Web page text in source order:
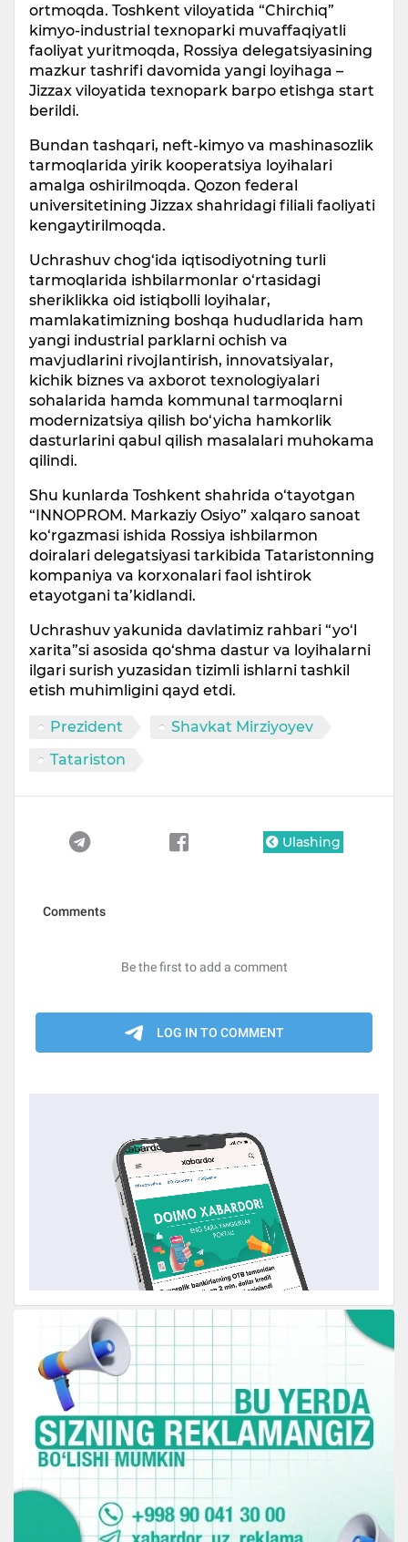
ortmoqda. Toshkent viloyatida “Chirchiq”
kimyo-industrial texnoparki muvaffaqiyatli
faoliyat yuritmoqda, Rossiya delegatsiyasining
mazkur tashrifi davomida yangi loyihaga –
Jizzax viloyatida texnopark barpo etishga start
berildi.
Bundan tashqari, neft-kimyo va mashinasozlik
tarmoqlarida yirik kooperatsiya loyihalari
amalga oshirilmoqda. Qozon federal
universitetining Jizzax shahridagi filiali faoliyati
kengaytirilmoqda.
Uchrashuv chog‘ida iqtisodiyotning turli
tarmoqlarida ishbilarmonlar o‘rtasidagi
sheriklikka oid istiqbolli loyihalar,
mamlakatimizning boshqa hududlarida ham
yangi industrial parklarni ochish va
mavjudlarini rivojlantirish, innovatsiyalar,
kichik biznes va axborot texnologiyalari
sohalarida hamda kommunal tarmoqlarni
modernizatsiya qilish bo‘yicha hamkorlik
dasturlarini qabul qilish masalalari muhokama
qilindi.
Shu kunlarda Toshkent shahrida o‘tayotgan
“INNOPROM. Markaziy Osiyo” xalqaro sanoat
ko‘rgazmasi ishida Rossiya ishbilarmon
doiralari delegatsiyasi tarkibida Tataristonning
kompaniya va korxonalari faol ishtirok
etayotgani ta’kidlandi.
Uchrashuv yakunida davlatimiz rahbari “yo‘l
xarita”si asosida qo‘shma dastur va loyihalarni
ilgari surish yuzasidan tizimli ishlarni tashkil
etish muhimligini qayd etdi.
Prezident
Shavkat Mirziyoyev
Tatariston
Ulashing